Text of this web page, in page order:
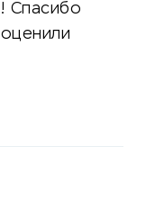
Спасибо